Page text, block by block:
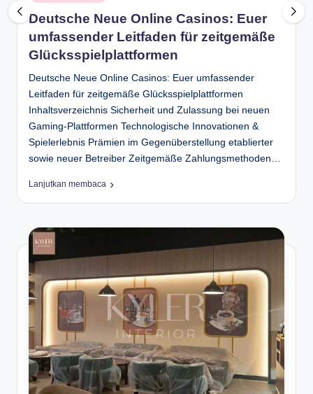
D
e
p
a
n
in
Deutsche Neue Online Casinos: Euer
umfassender Leitfaden für zeitgemäße
Glücksspielplattformen
Deutsche Neue Online Casinos: Euer umfassender
Leitfaden für zeitgemäße Glücksspielplattformen
Inhaltsverzeichnis Sicherheit und Zulassung bei neuen
Gaming-Plattformen Technologische Innovationen &
Spielerlebnis Prämien im Gegenüberstellung etablierter
sowie neuer Betreiber Zeitgemäße Zahlungsmethoden…
Lanjutkan membaca